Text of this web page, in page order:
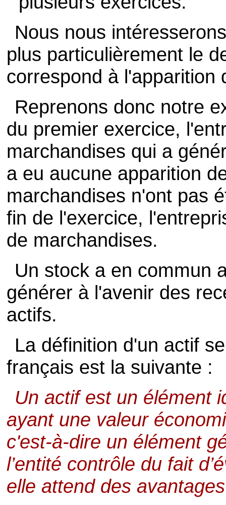
Nous nous
plus particulièrement le
correspond à l'apparition
Reprenons donc notre
du premier exercice,
marchandises qui a
a eu aucune apparition
marchandises n'ont pas
fin de l'exercice,
de marchandises.
Un stock a en commun
générer à l'avenir des
actifs.
La définition d'un actif
français est la suivante :
Un actif est un élément
ayant une valeur
c'est-à-dire un élément
l’entité contrôle du fait
elle attend des